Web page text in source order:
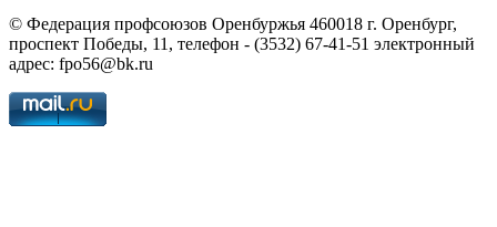
© Федерация профсоюзов Оренбуржья 460018 г. Оренбург,
проспект Победы, 11, телефон - (3532) 67-41-51 электронный
адрес: fpo56@bk.ru